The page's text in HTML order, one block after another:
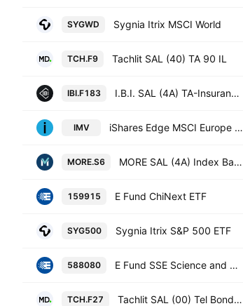
SYGWD Sygnia Itrix MSCI World
TCH.F9 Tachlit SAL (40) TA 90 IL
IBI.F183 I.B.I. SAL (4A) TA-Insurance IL Units
IMV iShares Edge MSCI Europe Minimum Volatility UCITS ETF
MORE.S6 MORE SAL (4A) Index Banks EW IL
159915 E Fund ChiNext ETF
SYG500 Sygnia Itrix S&P 500 ETF
588080 E Fund SSE Science and Technology Innovation Board 50 Exchange Traded Fund
TCH.F27 Tachlit SAL (00) Tel Bond 60 CPI-Linked IL